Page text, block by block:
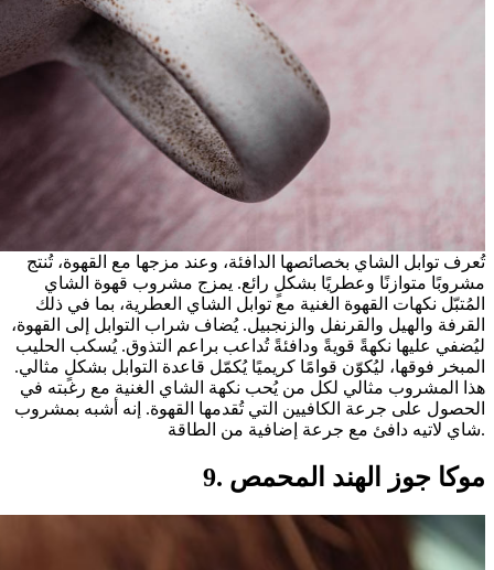
تُعرف توابل الشاي بخصائصها الدافئة، وعند مزجها مع القهوة، تُنتج
مشروبًا متوازنًا وعطريًا بشكلٍ رائع. يمزج مشروب قهوة الشاي
المُتبّل نكهات القهوة الغنية مع توابل الشاي العطرية، بما في ذلك
القرفة والهيل والقرنفل والزنجبيل. يُضاف شراب التوابل إلى القهوة،
ليُضفي عليها نكهةً قويةً ودافئةً تُداعب براعم التذوق. يُسكب الحليب
المبخر فوقها، ليُكوّن قوامًا كريميًا يُكمّل قاعدة التوابل بشكلٍ مثالي.
هذا المشروب مثالي لكل من يُحب نكهة الشاي الغنية مع رغبته في
الحصول على جرعة الكافيين التي تُقدمها القهوة. إنه أشبه بمشروب
شاي لاتيه دافئ مع جرعة إضافية من الطاقة.
9. موكا جوز الهند المحمص